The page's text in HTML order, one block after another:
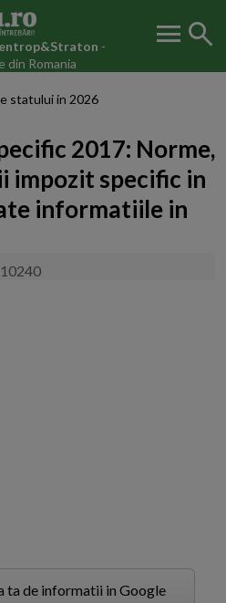
-
din Romania
menu search
statului in 2026
2017: Norme,
impozit specific in
informatiile in
10240
ta de informatii in Google